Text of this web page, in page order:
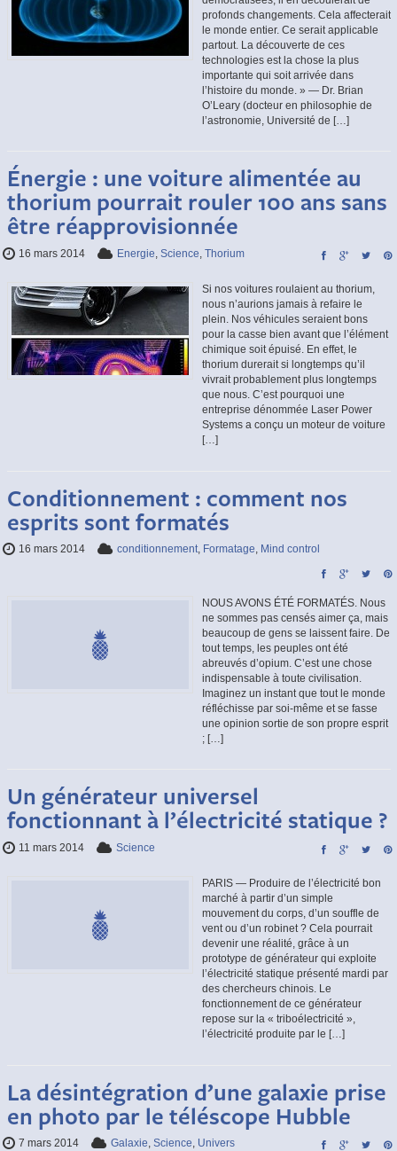
profonds changements. Cela affecterait
le monde entier. Ce serait applicable
partout. La découverte de ces
technologies est la chose la plus
importante qui soit arrivée dans
l’histoire du monde. » — Dr. Brian
O’Leary (docteur en philosophie de
l’astronomie, Université de […]
Énergie : une voiture alimentée au
thorium pourrait rouler 100 ans sans
être réapprovisionnée
16 mars 2014 Energie,Science,Thorium
Si nos voitures roulaient au thorium,
nous n’aurions jamais à refaire le
plein. Nos véhicules seraient bons
pour la casse bien avant que l’élément
chimique soit épuisé. En effet, le
thorium durerait si longtemps qu’il
vivrait probablement plus longtemps
que nous. C’est pourquoi une
entreprise dénommée Laser Power
Systems a conçu un moteur de voiture
[…]
Conditionnement : comment nos
esprits sont formatés
16 mars 2014 conditionnement, Formatage, Mind control
NOUS AVONS ÉTÉ FORMATÉS. Nous
ne sommes pas censés aimer ça, mais
beaucoup de gens se laissent faire. De
tout temps, les peuples ont été
abreuvés d’opium. C’est une chose
indispensable à toute civilisation.
Imaginez un instant que tout le monde
réfléchisse par soi-même et se fasse
une opinion sortie de son propre esprit
; […]
Un générateur universel
fonctionnant à l’électricité statique ?
11 mars 2014 Science
PARIS — Produire de l’électricité bon
marché à partir d’un simple
mouvement du corps, d’un souffle de
vent ou d’un robinet ? Cela pourrait
devenir une réalité, grâce à un
prototype de générateur qui exploite
l’électricité statique présenté mardi par
des chercheurs chinois. Le
fonctionnement de ce générateur
repose sur la « triboélectricité »,
l’électricité produite par le […]
La désintégration d’une galaxie prise
en photo par le téléscope Hubble
7 mars 2014 Galaxie,Science, Univers